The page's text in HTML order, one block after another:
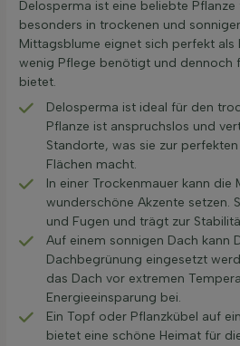
Delosperma ist eine beliebte
besonders in trockenen und
Mittagsblume eignet sich perfekt als
wenig Pflege benötigt und dennoch
bietet.
Delosperma ist ideal für den
Pflanze ist anspruchslos und
Standorte, was sie zur
Flächen macht.
In einer Trockenmauer kann die
wunderschöne Akzente setzen.
und Fugen und trägt zur
Auf einem sonnigen Dach kann
Dachbegrünung eingesetzt
das Dach vor extremen
Energieeinsparung bei.
Ein Topf oder Pflanzkübel auf
bietet eine schöne Heimat für